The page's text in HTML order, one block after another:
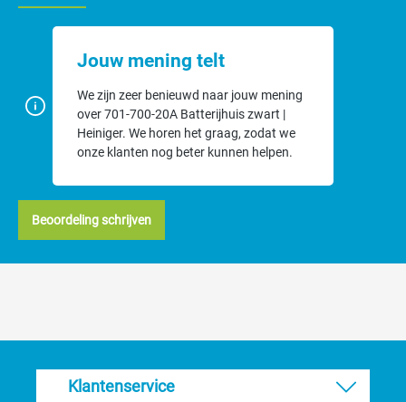
Jouw mening telt
We zijn zeer benieuwd naar jouw mening
over 701-700-20A Batterijhuis zwart |
Heiniger. We horen het graag, zodat we
onze klanten nog beter kunnen helpen.
Beoordeling schrijven
Klantenservice